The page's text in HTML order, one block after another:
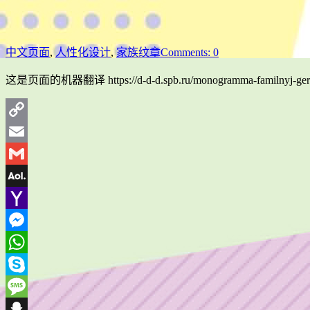
中文页面, 人性化设计,家族纹章Comments: 0
这是页面的机器翻译 https://d-d-d.spb.ru/monogramma-familnyj-
Copy
Link
Email
Gmail
AOL
Mail
Yahoo
Mail
Messenger
WhatsApp
Skype